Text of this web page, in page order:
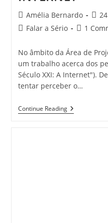
Post
author:
Amélia Bernardo
Post
PostFalar a Sério
Post1
No âmbito da Área de
um trabalho acerca dos
Século XXI: A Internet").
tentar perceber o…
Continue ReadingO
VÍCIO